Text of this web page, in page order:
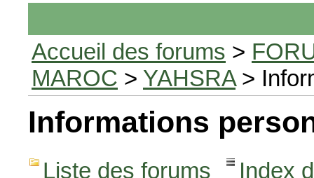
Accueil des forums >
MAROC > YAHSRA>
Informations
Liste des forums Index